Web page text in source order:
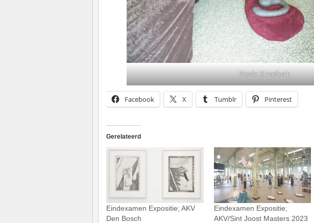
Rhode Streefkerk
Facebook X Tumblr Pinterest
Gerelateerd
Eindexamen Expositie; AKV
Den Bosch
Eindexamen Expositie;
AKV/Sint Joost Masters 2023